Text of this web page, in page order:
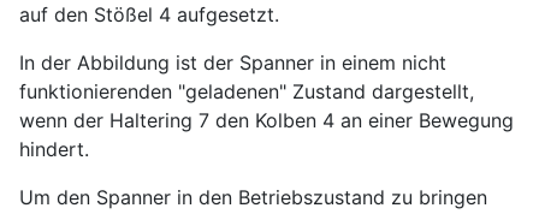
auf den Stößel 4 aufgesetzt.
In der Abbildung ist der Spanner in einem nicht
funktionierenden "geladenen" Zustand dargestellt,
wenn der Haltering 7 den Kolben 4 an einer Bewegung
hindert.
Um den Spanner in den Betriebszustand zu bringen